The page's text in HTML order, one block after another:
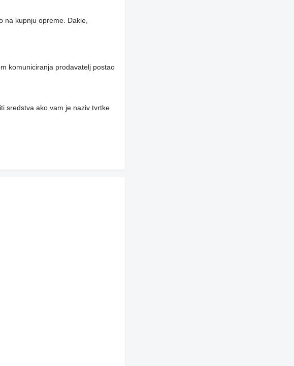
na kupnju opreme. Dakle,
komuniciranja prodavatelj postao
sredstva ako vam je naziv tvrtke